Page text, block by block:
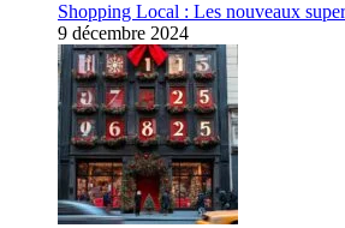
Shopping Local : Les nouveaux
9 décembre 2024